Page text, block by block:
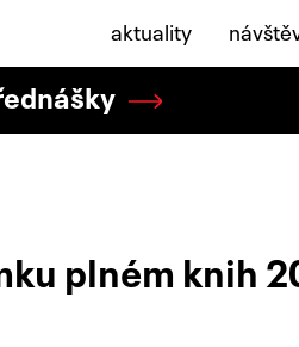
aktuality
plném knih